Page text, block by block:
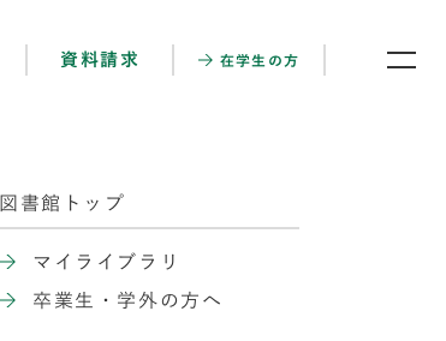
資料請求 在学生の方
図書館トップ
マイライブラリ
卒業生・学外の方へ